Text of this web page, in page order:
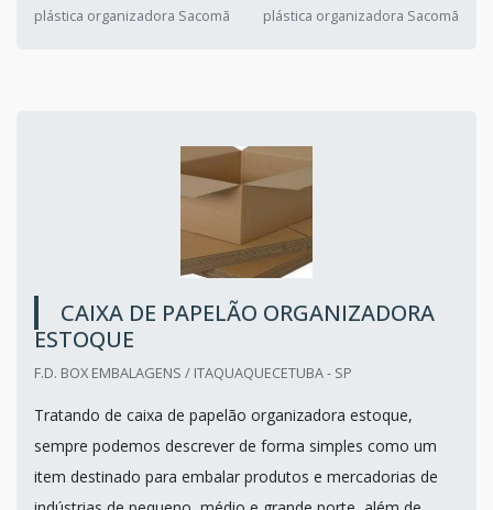
plástica organizadora Sacomã
plástica organizadora Sacomã
CAIXA DE PAPELÃO ORGANIZADORA
ESTOQUE
F.D. BOX EMBALAGENS / ITAQUAQUECETUBA - SP
Tratando de caixa de papelão organizadora estoque,
sempre podemos descrever de forma simples como um
item destinado para embalar produtos e mercadorias de